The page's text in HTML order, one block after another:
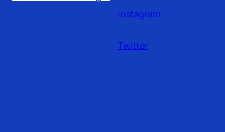
Instagram
Twitter